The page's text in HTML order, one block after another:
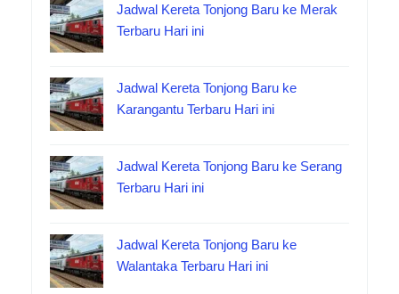
Jadwal Kereta Tonjong Baru ke Merak
Terbaru Hari ini
Jadwal Kereta Tonjong Baru ke
Karangantu Terbaru Hari ini
Jadwal Kereta Tonjong Baru ke Serang
Terbaru Hari ini
Jadwal Kereta Tonjong Baru ke
Walantaka Terbaru Hari ini